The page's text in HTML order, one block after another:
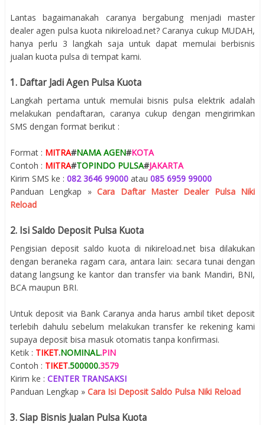
Lantas bagaimanakah caranya bergabung menjadi master
dealer agen pulsa kuota nikireload.net? Caranya cukup MUDAH,
hanya perlu 3 langkah saja untuk dapat memulai berbisnis
jualan kuota pulsa di tempat kami.
1. Daftar Jadi Agen Pulsa Kuota
Langkah pertama untuk memulai bisnis pulsa elektrik adalah
melakukan pendaftaran, caranya cukup dengan mengirimkan
SMS dengan format berikut :
Format : MITRA#NAMA AGEN#KOTA
Contoh : MITRA#TOPINDO PULSA#JAKARTA
Kirim SMS ke : 082 3646 99000 atau 085 6959 99000
Panduan Lengkap »Cara Daftar Master Dealer Pulsa Niki
Reload
2. Isi Saldo Deposit Pulsa Kuota
Pengisian deposit saldo kuota di nikireload.net bisa dilakukan
dengan beraneka ragam cara, antara lain: secara tunai dengan
datang langsung ke kantor dan transfer via bank Mandiri, BNI,
BCA maupun BRI.
Untuk deposit via Bank Caranya anda harus ambil tiket deposit
terlebih dahulu sebelum melakukan transfer ke rekening kami
supaya deposit bisa masuk otomatis tanpa konfirmasi.
Ketik : TIKET.NOMINAL.PIN
Contoh : TIKET.500000.3579
Kirim ke : CENTER TRANSAKSI
Panduan Lengkap » Cara Isi Deposit Saldo Pulsa Niki Reload
3. Siap Bisnis Jualan Pulsa Kuota